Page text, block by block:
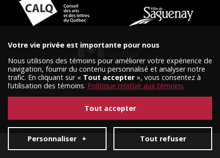
© 2026 Tous droits réservés, Diffusion Saguenay.
Conception et réalisation :Nubee|Mes préférences cookies
Votre vie privée est importante pour nous
Nous utilisons des témoins pour améliorer votre expérience de
navigation, fournir du contenu personnalisé et analyser notre
trafic. En cliquant sur « Tout accepter», vous consentez à
l’utilisation des témoins. Politique relative aux témoins
Personnaliser + Tout refuser
Tout accepter